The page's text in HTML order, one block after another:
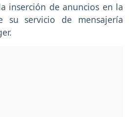
inserción de anuncios en la
su servicio de mensajería